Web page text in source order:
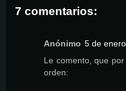
7 comentarios:
Anónimo 5 de
Le comento, que
orden: